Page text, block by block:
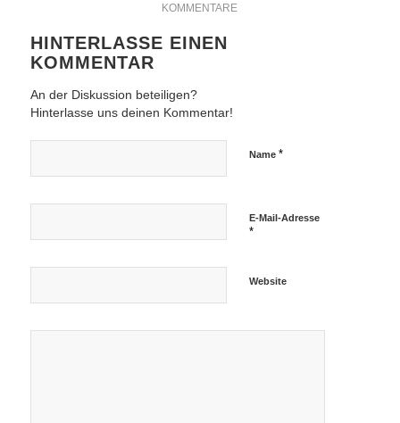
KOMMENTARE
HINTERLASSE EINEN
KOMMENTAR
An der Diskussion beteiligen?
Hinterlasse uns deinen Kommentar!
Name *
E-Mail-Adresse
*
Website